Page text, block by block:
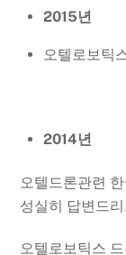
2015년
오텔로보틱
2014년
오텔드론관련
성실히 답변드
오텔로보틱스